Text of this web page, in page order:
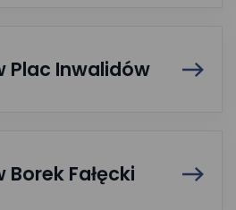
Plac Inwalidów
Borek Fałęcki